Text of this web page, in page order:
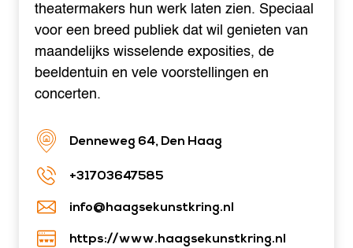
theatermakers hun werk laten zien. Speciaal
voor een breed publiek dat wil genieten van
maandelijks wisselende exposities, de
beeldentuin en vele voorstellingen en
concerten.
Denneweg 64, Den Haag
+31703647585
info@haagsekunstkring.nl
https://www.haagsekunstkring.nl